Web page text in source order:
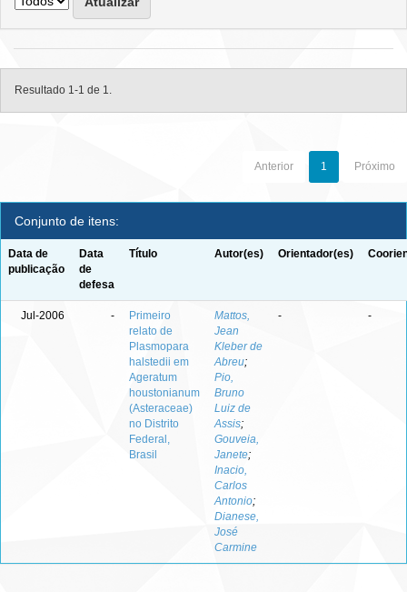
Resultado 1-1 de 1.
Anterior 1 Próximo
Conjunto de itens:
Data de
publicação
Data
de
defesa
Título Autor(es) Orientador(es)
Jul-2006 -
Primeiro
relato de
Plasmopara
halstedii em
Ageratum
houstonianum
(Asteraceae)
no Distrito
Federal,
Brasil
Mattos,
Jean
Kleber de
Abreu;
Pio,
Bruno
Luiz de
Assis;
Gouveia,
Janete;
Inacio,
Carlos
Antonio;
Dianese,
José
Carmine
- -